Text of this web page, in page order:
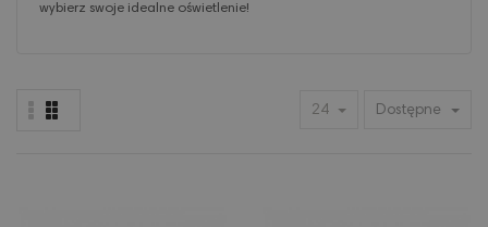
wybierz swoje idealne oświetlenie!
24 Dostępne